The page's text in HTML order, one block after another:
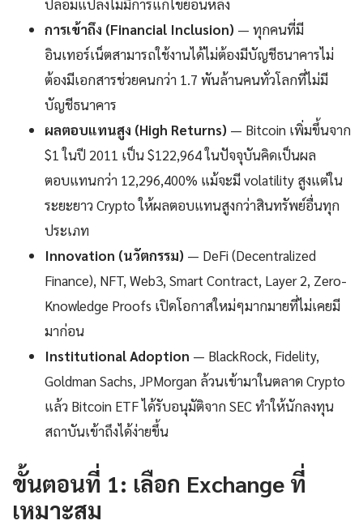
ปลอมแปลงไม่มีการแก้ไขย้อนหลัง
การเข้าถึง (Financial Inclusion) — ทุกคนที่มี
อินเทอร์เน็ตสามารถใช้งานได้ไม่ต้องมีบัญชีธนาคารไม่
ต้องมีเอกสารช่วยคนกว่า 1.7 พันล้านคนทั่วโลกที่ไม่มี
บัญชีธนาคาร
ผลตอบแทนสูง (High Returns) — Bitcoin เพิ่มขึ้นจาก
$1 ในปี 2011 เป็น $122,964 ในปัจจุบันคิดเป็นผล
ตอบแทนกว่า 12,296,400% แม้จะมี volatility สูงแต่ใน
ระยะยาว Crypto ให้ผลตอบแทนสูงกว่าสินทรัพย์อื่นทุก
ประเภท
Innovation (นวัตกรรม) — DeFi (Decentralized
Finance), NFT, Web3, Smart Contract, Layer 2, Zero-
Knowledge Proofs เปิดโอกาสใหม่ๆมากมายที่ไม่เคยมี
มาก่อน
Institutional Adoption — BlackRock, Fidelity,
Goldman Sachs, JPMorgan ล้วนเข้ามาในตลาด Crypto
แล้ว Bitcoin ETF ได้รับอนุมัติจาก SEC ทำให้นักลงทุน
สถาบันเข้าถึงได้ง่ายขึ้น
ขั้นตอนที่ 1: เลือก Exchange ที่
เหมาะสม